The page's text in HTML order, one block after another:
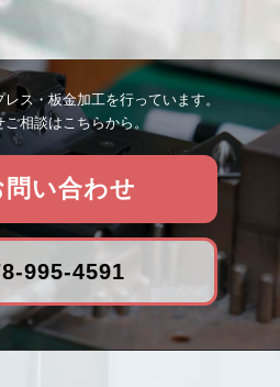
ス・板金加工を行っています。
ご相談はこちらから。
問い合わせ
995-4591